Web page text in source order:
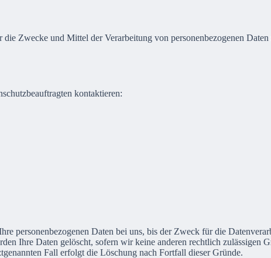
Zwecke und Mittel der Verarbeitung von personenbezogenen
kontaktieren:
personenbezogenen Daten bei uns, bis der Zweck für die
Ihre Daten gelöscht, sofern wir keine anderen rechtlich zulässigen
Fall erfolgt die Löschung nach Fortfall dieser Gründe.